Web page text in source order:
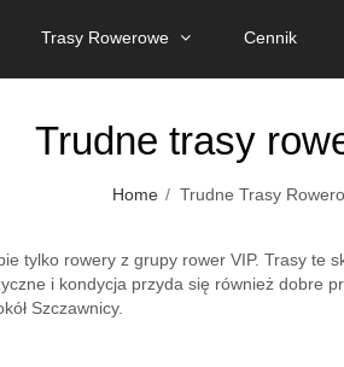
Trasy Rowerowe Cennik
Trudne trasy
Home Trudne Trasy
tylko rowery z grupy rower VIP. Trasy te
i kondycja przyda się również dobre
Szczawnicy.